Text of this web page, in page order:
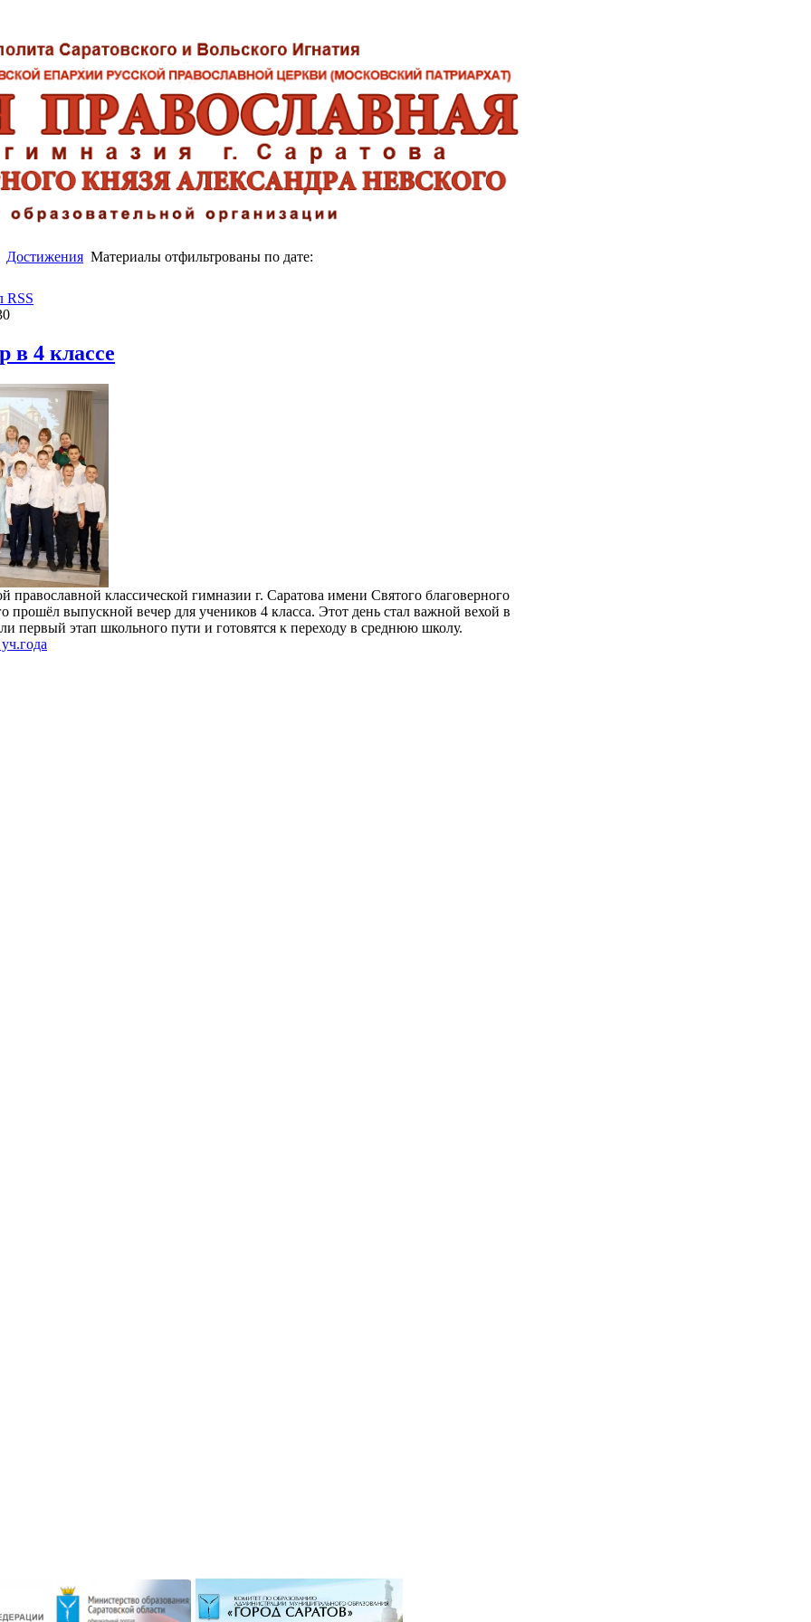
Достижения Материалы отфильтрованы по дате:
RSS
в 4 классе
православной классической гимназии г. Саратова имени Святого благоверного
прошёл выпускной вечер для учеников 4 класса. Этот день стал важной вехой в
первый этап школьного пути и готовятся к переходу в среднюю школу.